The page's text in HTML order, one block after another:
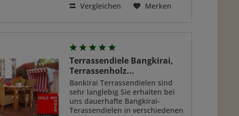
können wir ihnen schöne/solide
Vergleichen Merken
Terrassendiele Bangkirai,
Terrassenholz...
Bankirai Terrassendielen sind
sehr langlebig Sie erhalten bei
uns dauerhafte Bangkirai-
Terassendielen in verschiedenen